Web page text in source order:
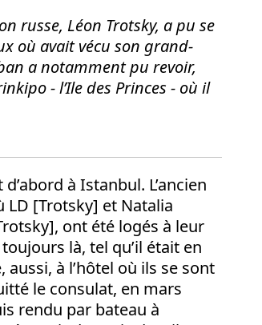
russe, Léon Trotsky, a pu se
où avait vécu son grand-
a notamment pu revoir,
- l’Ile des Princes - où il
à Istanbul. L’ancien
LD [Trotsky] et Natalia
ont été logés à leur
là, tel qu’il était en
aussi, à l’hôtel où ils se sont
le consulat, en mars
rendu par bateau à